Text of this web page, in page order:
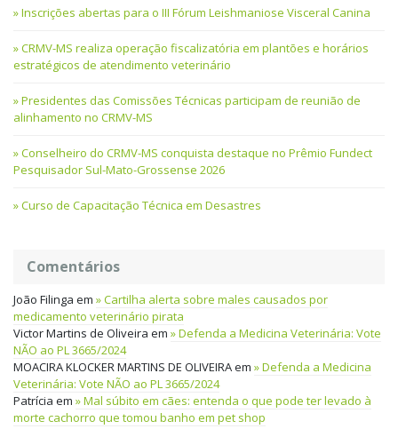
Inscrições abertas para o III Fórum Leishmaniose Visceral Canina
CRMV-MS realiza operação fiscalizatória em plantões e horários
estratégicos de atendimento veterinário
Presidentes das Comissões Técnicas participam de reunião de
alinhamento no CRMV-MS
Conselheiro do CRMV-MS conquista destaque no Prêmio Fundect
Pesquisador Sul-Mato-Grossense 2026
Curso de Capacitação Técnica em Desastres
Comentários
João Filinga em
Cartilha alerta sobre males causados por
medicamento veterinário pirata
Victor Martins de Oliveira em
Defenda a Medicina Veterinária: Vote
NÃO ao PL 3665/2024
MOACIRA KLOCKER MARTINS DE OLIVEIRAem
Defenda a Medicina
Veterinária: Vote NÃO ao PL 3665/2024
Patrícia em
Mal súbito em cães: entenda o que pode ter levado à
morte cachorro que tomou banho em pet shop